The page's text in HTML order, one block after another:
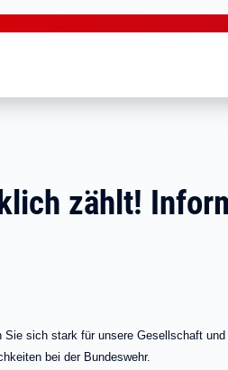
zählt!
Sie sich stark für unsere Gesellschaft und
bei der Bundeswehr.